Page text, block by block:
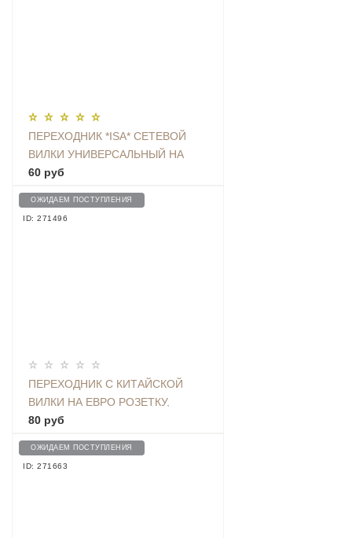
ПЕРЕХОДНИК *ISA* СЕТЕВОЙ
ВИЛКИ УНИВЕРСАЛЬНЫЙ НА
ЕВРО С ЗАЗЕМЛЕНИЕМ KT-168
60 руб
ОЖИДАЕМ ПОСТУПЛЕНИЯ
ID: 271496
ПЕРЕХОДНИК С КИТАЙСКОЙ
ВИЛКИ НА ЕВРО РОЗЕТКУ,
БЕЛЫЙ
80 руб
ОЖИДАЕМ ПОСТУПЛЕНИЯ
ID: 271663